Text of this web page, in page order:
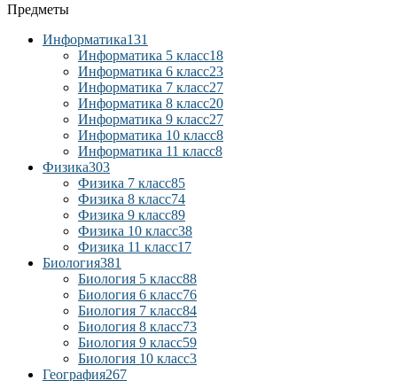
Предметы
Информатика131
Информатика 5 класс18
Информатика 6 класс23
Информатика 7 класс27
Информатика 8 класс20
Информатика 9 класс27
Информатика 10 класс8
Информатика 11 класс8
Физика303
Физика 7 класс85
Физика 8 класс74
Физика 9 класс89
Физика 10 класс38
Физика 11 класс17
Биология381
Биология 5 класс88
Биология 6 класс76
Биология 7 класс84
Биология 8 класс73
Биология 9 класс59
Биология 10 класс3
География267